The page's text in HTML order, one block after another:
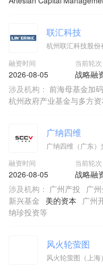
联汇科技
杭州联汇科技股份
融资时间
2026-08-05
当前轮次
战略融
涉及机构： 前海母基金加
杭州政府产业基金与多方
广纳四维
广纳四维（广东
融资时间
2026-08-05
当前轮次
战略融
涉及机构： 广州产投 广
新兴基金
美的资本
广州
纳珍投资等
风火轮萤图
风火轮萤图（上